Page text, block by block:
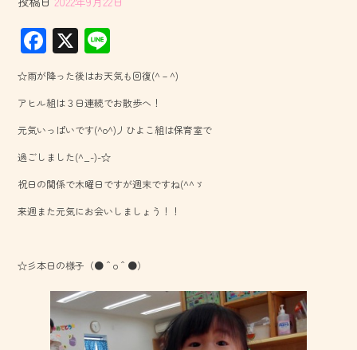
F
ac
e
b
o
ok
X
ne
☆雨が降った後はお天気も回復(^－^)
アヒル組は３日連続でお散歩へ！
元気いっぱいです(^o^)丿ひよこ組は保育室で
過ごしました(^_-)-☆
祝日の関係で木曜日ですが週末ですね(^^ゞ
来週また元気にお会いしましょう！！
☆彡本日の様子（●＾o＾●）